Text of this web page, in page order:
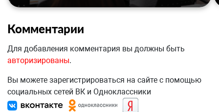
Комментарии
Для добавления комментария вы должны быть
авторизированы.
Вы можете зарегистрироваться на сайте с помощью
социальных сетей ВК и Одноклассники